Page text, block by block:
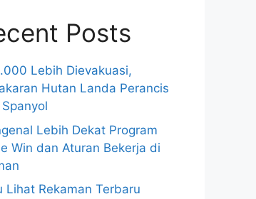
Posts
Lebih Dievakuasi,
Hutan Landa Perancis
Lebih Dekat Program
Win dan Aturan Bekerja di
Lihat Rekaman Terbaru